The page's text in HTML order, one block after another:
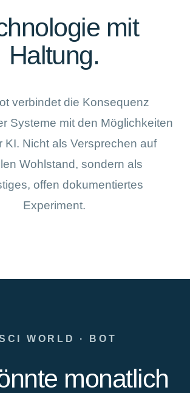
mit
Haltung.
verbindet die Konsequenz
Systeme mit den Möglichkeiten
KI. Nicht als Versprechen auf
Wohlstand, sondern als
offen dokumentiertes
Experiment.
WORLD · BOT
monatlich